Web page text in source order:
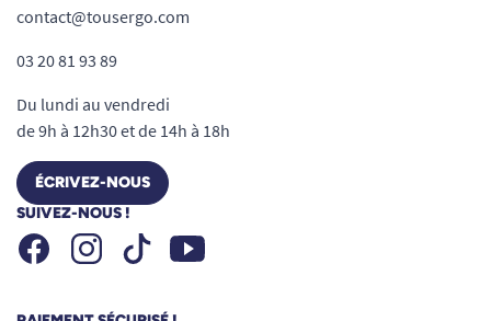
contact@tousergo.com
03 20 81 93 89
Du lundi au vendredi
de 9h à 12h30 et de 14h à 18h
ÉCRIVEZ-NOUS
SUIVEZ-NOUS !
FacebookInstagramTiktok Youtube